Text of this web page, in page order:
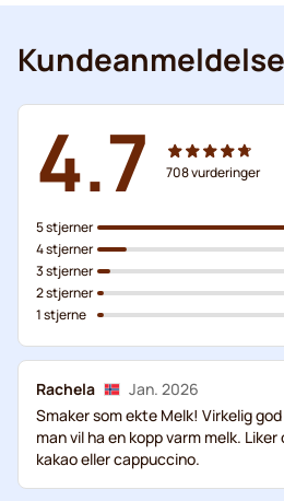
4.7 708vurderinger
5 stjerner
4 stjerner
3 stjerner
2 stjerner
1 stjerne
Rachela
Jan. 2026
Smaker som ekte Melk! Virkelig
man vil ha en kopp varm melk.
kakao eller cappuccino.